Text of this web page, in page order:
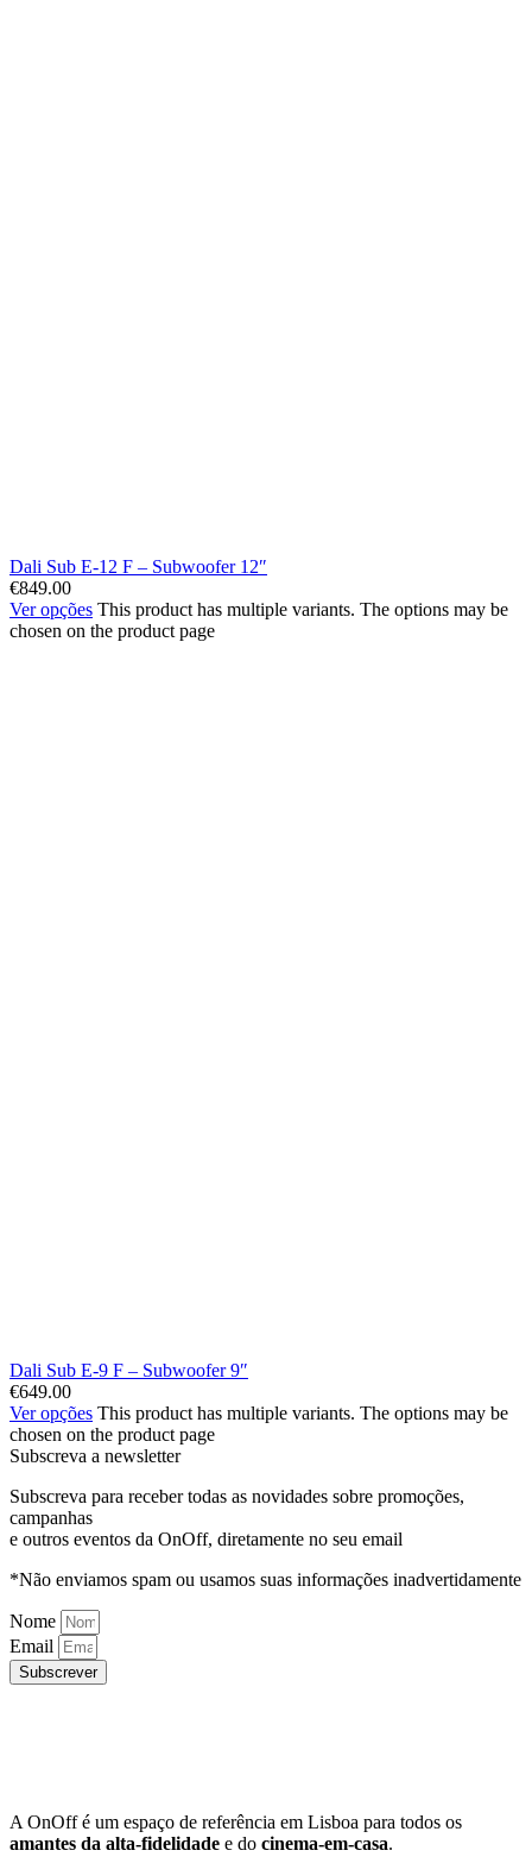
Dali Sub E-12 F – Subwoofer 12″
€849.00
Ver opções This product has multiple variants. The options may be
chosen on the product page
Dali Sub E-9 F – Subwoofer 9″
€649.00
Ver opções This product has multiple variants. The options may be
chosen on the product page
Subscreva a newsletter
Subscreva para receber todas as novidades sobre promoções,
campanhas
e outros eventos da OnOff, diretamente no seu email
*Não enviamos spam ou usamos suas informações inadvertidamente
Nome
Email
Subscrever
A OnOff é um espaço de referência em Lisboa para todos os
amantes da alta-fidelidade e do cinema-em-casa.